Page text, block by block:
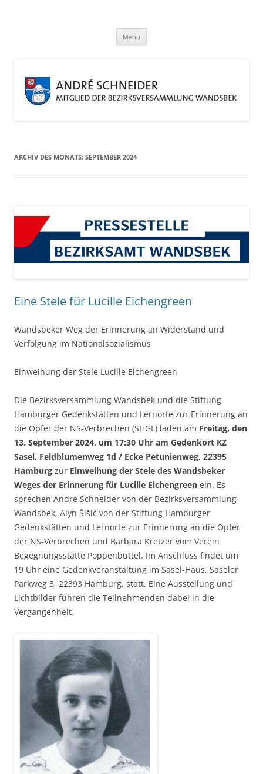
Menü
ARCHIV DES MONATS: SEPTEMBER 2024
Eine Stele für Lucille Eichengreen
Wandsbeker Weg der Erinnerung an Widerstand und
Verfolgung im Nationalsozialismus
Einweihung der Stele Lucille Eichengreen
Die Bezirksversammlung Wandsbek und die Stiftung
Hamburger Gedenkstätten und Lernorte zur Erinnerung an
die Opfer der NS-Verbrechen (SHGL) laden am Freitag, den
13. September 2024, um 17:30 Uhr am Gedenkort KZ
Sasel, Feldblumenweg 1d / Ecke Petunienweg, 22395
Hamburg zur Einweihung der Stele des Wandsbeker
Weges der Erinnerung für Lucille Eichengreen ein. Es
sprechen André Schneider von der Bezirksversammlung
Wandsbek, Alyn Šišić von der Stiftung Hamburger
Gedenkstätten und Lernorte zur Erinnerung an die Opfer
der NS-Verbrechen und Barbara Kretzer vom Verein
Begegnungsstätte Poppenbüttel. Im Anschluss findet um
19 Uhr eine Gedenkveranstaltung im Sasel-Haus, Saseler
Parkweg 3, 22393 Hamburg, statt. Eine Ausstellung und
Lichtbilder führen die Teilnehmenden dabei in die
Vergangenheit.